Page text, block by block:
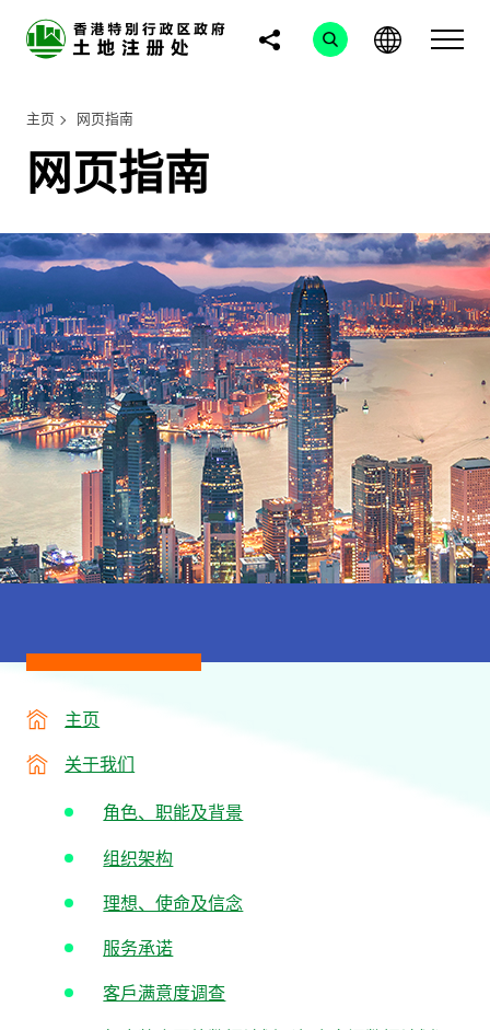
主页 网页指南
网页指南
主页
关于我们
角色、职能及背景
组织架构
理想、使命及信念
服务承诺
客戶满意度调查